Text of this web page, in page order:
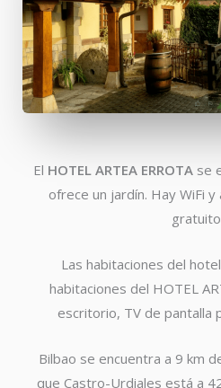
El HOTEL ARTEA ERROTA se
ofrece un jardín. Hay WiFi
Las habitaciones del
habitaciones del HOTEL
escritorio, TV de pantalla
Bilbao se encuentra a 9 km
que Castro-Urdiales está a